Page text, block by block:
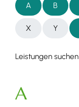
A B
X Y
Leistungen suchen
A